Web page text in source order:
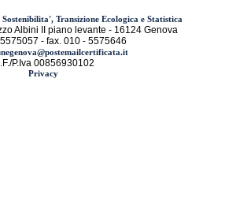
Transizione Ecologica e Statistica
Albini II piano levante - 16124 Genova
- fax. 010 - 5575646
P.Iva 00856930102
Privacy